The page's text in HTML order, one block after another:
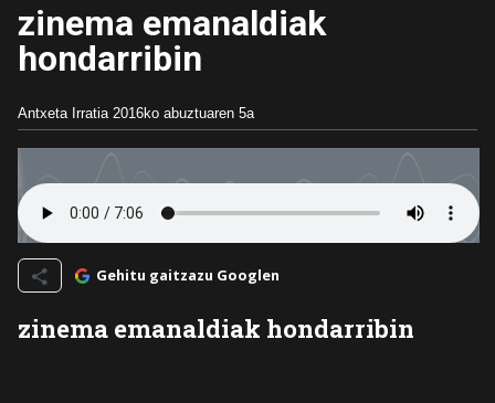
zinema emanaldiak
hondarribin
Antxeta Irratia 2016ko abuztuaren 5a
Gehitu gaitzazu Googlen
zinema emanaldiak hondarribin